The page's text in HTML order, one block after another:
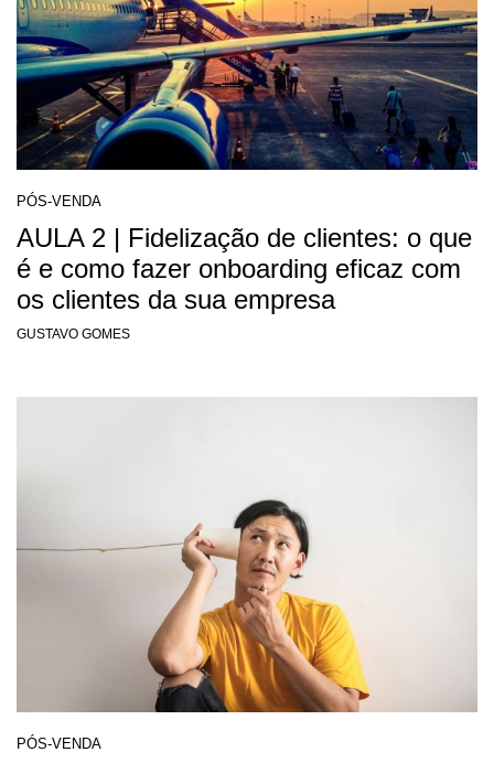
PÓS-VENDA
AULA 2 | Fidelização de clientes: o que
é e como fazer onboarding eficaz com
os clientes da sua empresa
GUSTAVO GOMES
PÓS-VENDA